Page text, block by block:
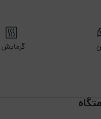
گرمایش